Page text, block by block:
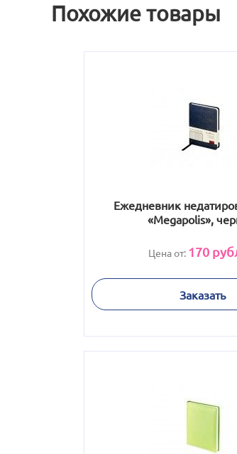
Похожие товары
Ежедневник
«Megapolis»,
Цена от: 170
Заказать